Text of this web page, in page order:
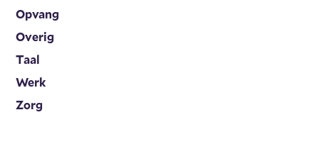
Opvang
Overig
Taal
Werk
Zorg